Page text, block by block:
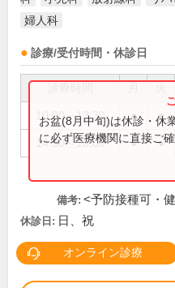
婦人科
診療/受付時間・休診日
10:00～13:30 ● ●
14:30～18:00 ● ●
お盆(8月中旬)は休診・休
に必ず医療機関に直接ご確
備考: <予防接種可・
休診日: 日、祝
オンライン診療